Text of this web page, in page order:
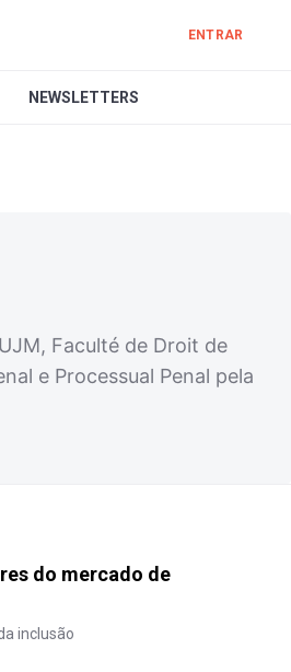
ENTRAR
NEWSLETTERS
Faculté de Droit de
e Processual Penal pela
do mercado de
inclusão